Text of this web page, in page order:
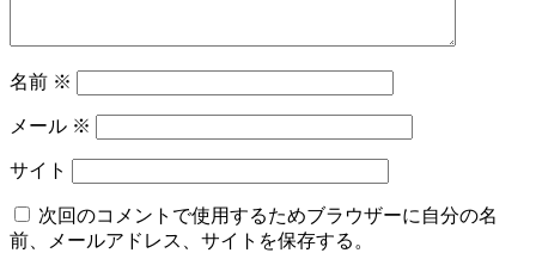
名前 ※
メール ※
サイト
次回のコメントで使用するためブラウザーに自分の名
前、メールアドレス、サイトを保存する。